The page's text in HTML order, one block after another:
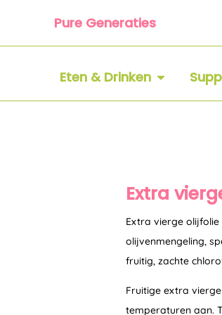
de
Pure Generaties
Eten & Drinken OPEN ETEN
Extra
Extra vierge
olijvenmengeling,
fruitig, zachte
Fruitige extra
temperaturen aan.